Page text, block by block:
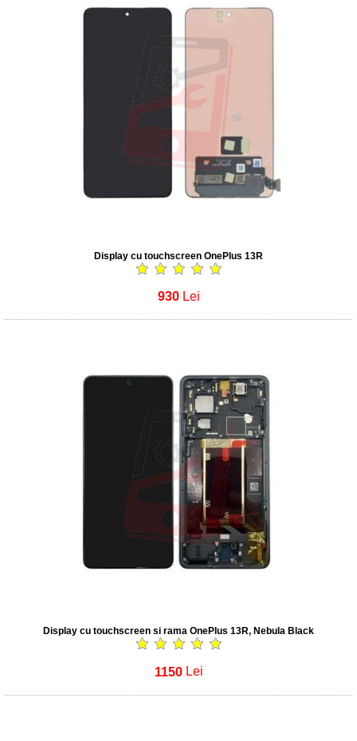
Display cu touchscreen OnePlus 13R
930 Lei
Display cu touchscreen si rama OnePlus 13R, Nebula Black
1150 Lei